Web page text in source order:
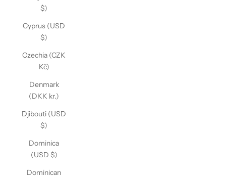
$)
Cyprus (USD
$)
Czechia (CZK
Kč)
Denmark
(DKK kr.)
Djibouti (USD
$)
Dominica
(USD $)
Dominican